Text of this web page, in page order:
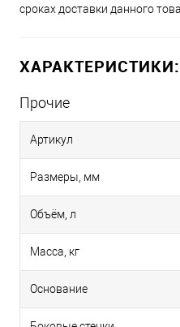
сроках доставки данного
ХАРАКТЕРИСТИКИ:
Прочие
Артикул
Размеры, мм
Объём, л
Масса, кг
Основание